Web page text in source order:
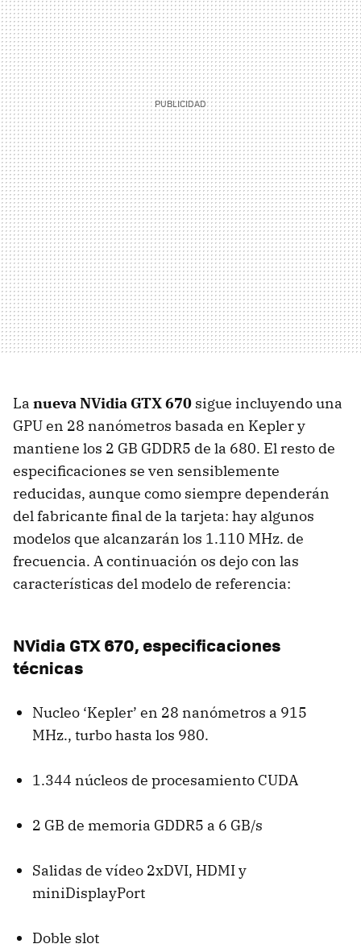
La nueva NVidia GTX670 sigue incluyendo una
GPUen 28 nanómetros basada en Kepler y
mantiene los 2 GB GDDR5 de la 680. El resto de
especificaciones se ven sensiblemente
reducidas, aunque como siempre dependerán
del fabricante final de la tarjeta: hay algunos
modelos que alcanzarán los 1.110 MHz. de
frecuencia. A continuación os dejo con las
características del modelo de referencia:
NVidiaGTX670, especificaciones
técnicas
Nucleo ‘Kepler’ en 28 nanómetros a 915
MHz., turbo hasta los 980.
1.344 núcleos de procesamiento CUDA
2 GB de memoria GDDR5 a 6 GB/s
Salidas de vídeo 2xDVI, HDMIy
miniDisplayPort
Doble slot